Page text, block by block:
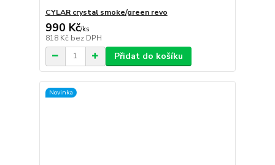
CYLAR crystal smoke/green revo
990 Kč/ks
818 Kč bez DPH
Přidat do košíku
Novinka